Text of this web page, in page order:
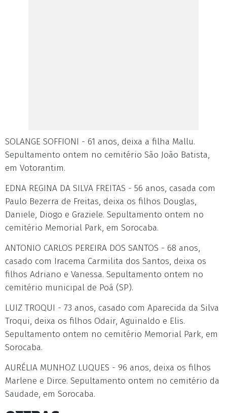
SOLANGE SOFFIONI - 61 anos, deixa a filha Mallu.
Sepultamento ontem no cemitério São João Batista,
em Votorantim.
EDNA REGINA DA SILVA FREITAS - 56 anos, casada com
Paulo Bezerra de Freitas, deixa os filhos Douglas,
Daniele, Diogo e Graziele. Sepultamento ontem no
cemitério Memorial Park, em Sorocaba.
ANTONIO CARLOS PEREIRA DOS SANTOS - 68 anos,
casado com Iracema Carmilita dos Santos, deixa os
filhos Adriano e Vanessa. Sepultamento ontem no
cemitério municipal de Poá (SP).
LUIZ TROQUI - 73 anos, casado com Aparecida da Silva
Troqui, deixa os filhos Odair, Aguinaldo e Elis.
Sepultamento ontem no cemitério Memorial Park, em
Sorocaba.
AURÉLIA MUNHOZ LUQUES - 96 anos, deixa os filhos
Marlene e Dirce. Sepultamento ontem no cemitério da
Saudade, em Sorocaba.